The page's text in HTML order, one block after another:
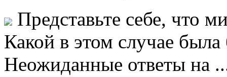
Представьте себе, что
Какой в этом случае
Неожиданные ответы на